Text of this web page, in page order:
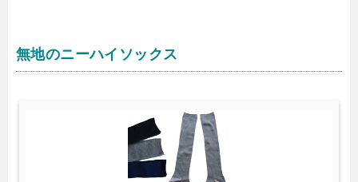
無地のニーハイソックス